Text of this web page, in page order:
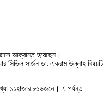
আক্রান্ত হয়েছেন।
সিভিল সার্জন ডা. একরাম উল্লাহ বিষয়টি
১১হাজার ৮১৬জনে। এ পর্যন্ত